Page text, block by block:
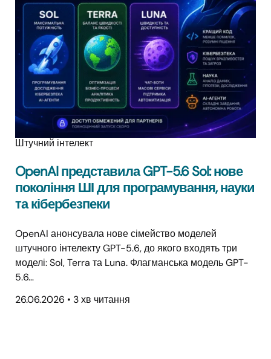
Штучний інтелект
OpenAI представила GPT-5.6 Sol: нове
покоління ШІ для програмування, науки
та кібербезпеки
OpenAI анонсувала нове сімейство моделей
штучного інтелекту GPT-5.6, до якого входять три
моделі: Sol, Terra та Luna. Флагманська модель GPT-
5.6…
26.06.2026 • 3 хв читання